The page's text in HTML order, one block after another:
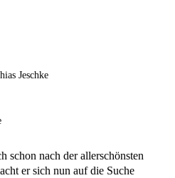
Jeschke
schon nach der allerschönsten
er sich nun auf die Suche